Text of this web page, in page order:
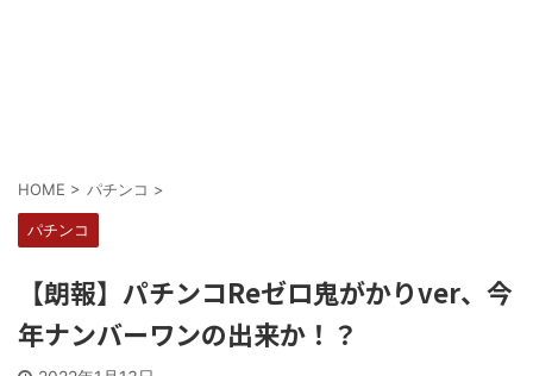
HOME > パチンコ >
パチンコ
【朗報】パチンコReゼロ鬼がかりver、今
年ナンバーワンの出来か！？